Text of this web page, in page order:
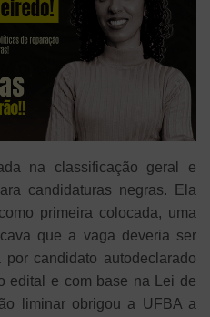
na classificação geral e
candidaturas negras. Ela
primeira colocada, uma
que a vaga deveria ser
por candidato autodeclarado
edital e com base na Lei de
liminar obrigou a UFBA a